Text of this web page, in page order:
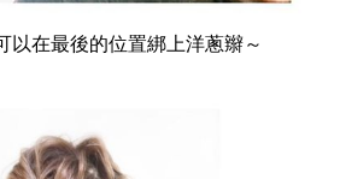
以在最後的位置綁上洋蔥辮～